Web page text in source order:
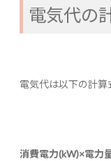
電気代の
電気代は以下の計算
消費電力(kW)×電力